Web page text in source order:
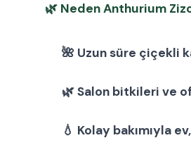
🌿 Neden Anthurium
🌺 Uzun süre çiçekli
🌿Salon bitkileri ve
💧 Kolay bakımıyla